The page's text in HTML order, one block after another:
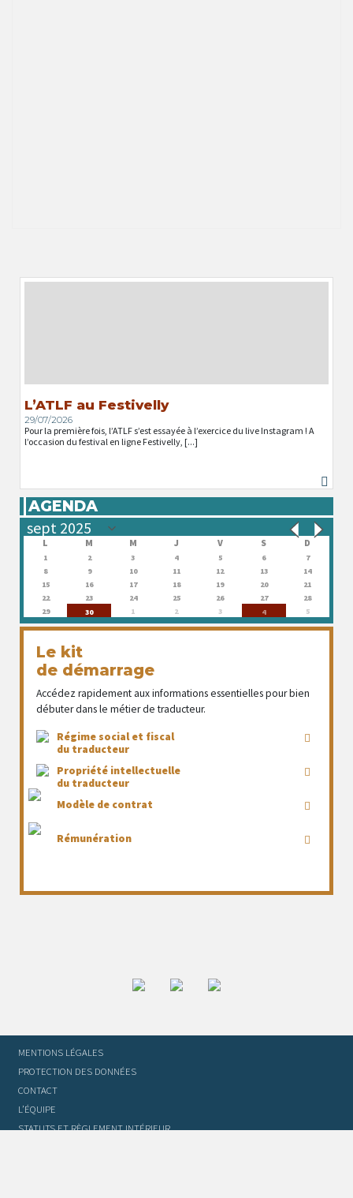
L’ATLF au Festivelly
29/07/2026
Pour la première fois, l’ATLF s’est essayée à l’exercice du live Instagram ! A
l’occasion du festival en ligne Festivelly, [...]
AGENDA
L M M J V S D
1 2 3 4 5 6
7
8
9 10 11 12 13
14
15
16 17 18 19 20
21
22
23 24 25 26 27
28
29
30 1 2 3 4 5
Le kit
de démarrage
Accédez rapidement aux informations essentielles pour bien
débuter dans le métier de traducteur.
Régime social et fiscal
du traducteur
Propriété intellectuelle
du traducteur
Modèle de contrat
Rémunération
MENTIONS LÉGALES
PROTECTION DES DONNÉES
CONTACT
L’ÉQUIPE
STATUTS ET RÈGLEMENT INTÉRIEUR